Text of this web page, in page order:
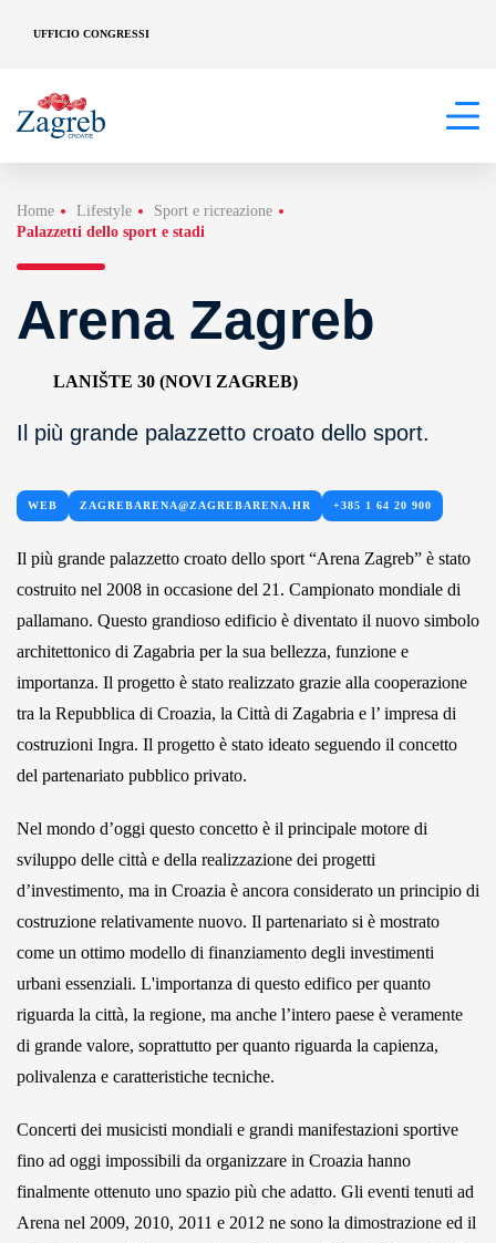
UFFICIO CONGRESSI
Home Lifestyle
Sport e ricreazione
Palazzetti dello sport e stadi
Arena Zagreb
LANIŠTE 30 (NOVI ZAGREB)
Il più grande palazzetto croato dello sport.
WEB ZAGREBARENA@ZAGREBARENA.HR +385 1 64 20 900
Il più grande palazzetto croato dello sport “Arena Zagreb” è stato
costruito nel 2008 in occasione del 21. Campionato mondiale di
pallamano. Questo grandioso edificio è diventato il nuovo simbolo
architettonico di Zagabria per la sua bellezza, funzione e
importanza. Il progetto è stato realizzato grazie alla cooperazione
tra la Repubblica di Croazia, la Città di Zagabria e l’ impresa di
costruzioni Ingra. Il progetto è stato ideato seguendo il concetto
del partenariato pubblico privato.
Nel mondo d’oggi questo concetto è il principale motore di
sviluppo delle città e della realizzazione dei progetti
d’investimento, ma in Croazia è ancora considerato un principio di
costruzione relativamente nuovo. Il partenariato si è mostrato
come un ottimo modello di finanziamento degli investimenti
urbani essenziali. L'importanza di questo edifico per quanto
riguarda la città, la regione, ma anche l’intero paese è veramente
di grande valore, soprattutto per quanto riguarda la capienza,
polivalenza e caratteristiche tecniche.
Concerti dei musicisti mondiali e grandi manifestazioni sportive
fino ad oggi impossibili da organizzare in Croazia hanno
finalmente ottenuto uno spazio più che adatto. Gli eventi tenuti ad
Arena nel 2009, 2010, 2011 e 2012 ne sono la dimostrazione ed il